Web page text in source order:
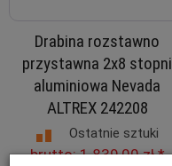
Drabina rozstawno
przystawna 2x8 stopni
aluminiowa Nevada
ALTREX 242208
Ostatnie sztuki
brutto:1 839,00 zł*